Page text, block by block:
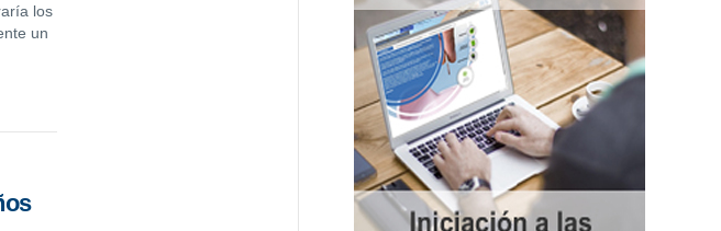
los
un